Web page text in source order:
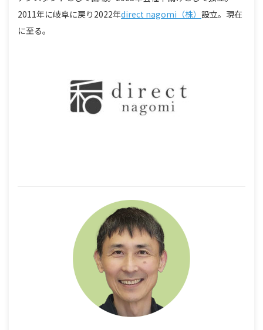
2011年に岐阜に戻り2022年direct nagomi（株） 設立。現在
に至る。